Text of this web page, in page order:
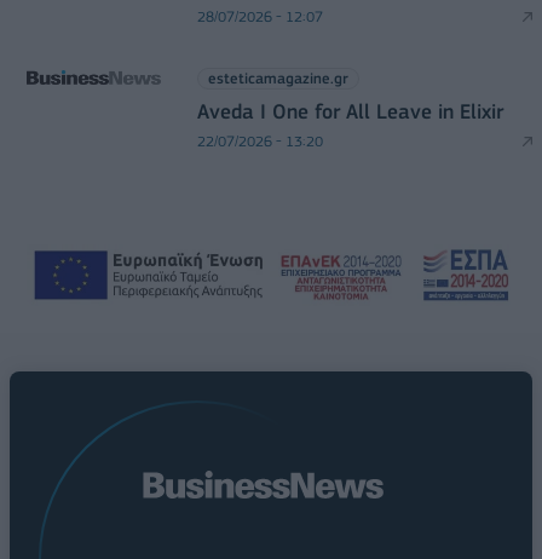
28/07/2026 - 12:07
esteticamagazine.gr
Aveda I One for All Leave in Elixir
22/07/2026 - 13:20